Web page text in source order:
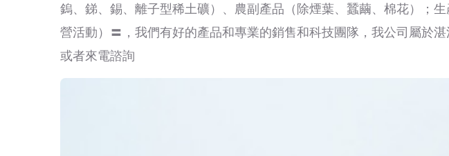
鎢、銻、錫、離子型稀土礦）、農副產品（除煙葉、蠶繭、棉花）；
營活動）〓，我們有好的產品和專業的銷售和科技團隊，我公司屬於
或者來電諮詢